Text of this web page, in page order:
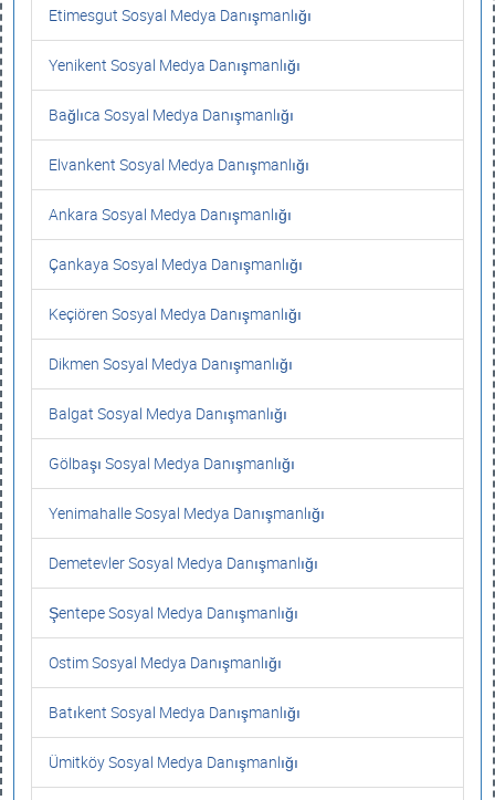
Etimesgut Sosyal Medya Danışmanlığı
Yenikent Sosyal Medya Danışmanlığı
Bağlıca Sosyal Medya Danışmanlığı
Elvankent Sosyal Medya Danışmanlığı
Ankara Sosyal Medya Danışmanlığı
Çankaya Sosyal Medya Danışmanlığı
Keçiören Sosyal Medya Danışmanlığı
Dikmen Sosyal Medya Danışmanlığı
Balgat Sosyal Medya Danışmanlığı
Gölbaşı Sosyal Medya Danışmanlığı
Yenimahalle Sosyal Medya Danışmanlığı
Demetevler Sosyal Medya Danışmanlığı
Şentepe Sosyal Medya Danışmanlığı
Ostim Sosyal Medya Danışmanlığı
Batıkent Sosyal Medya Danışmanlığı
Ümitköy Sosyal Medya Danışmanlığı